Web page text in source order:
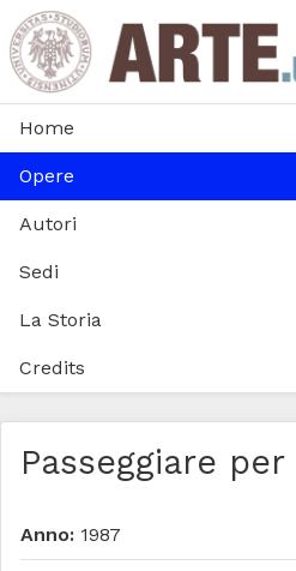
Home
Opere
Autori
Sedi
La Storia
Credits
Passeggiare
Anno: 1987